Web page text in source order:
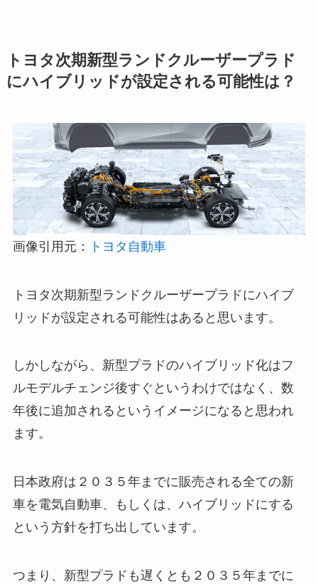
トヨタ次期新型ランドクルーザープラド
にハイブリッドが設定される可能性は？
画像引用元： トヨタ自動車
トヨタ次期新型ランドクルーザープラドにハイブ
リッドが設定される可能性はある と思います。
しかしながら、新型プラドのハイブリッド化はフ
ルモデルチェンジ後すぐというわけではなく、数
年後に追加されるというイメージになると思われ
ます。
日本政府は２０３５年までに販売される全ての新
車を電気自動車、もしくは、ハイブリッドにする
という方針を打ち出しています。
つまり、新型プラドも遅くとも２０３５年までに